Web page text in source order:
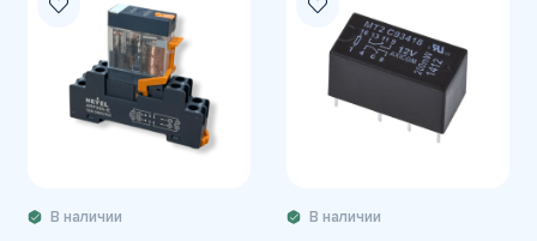
В наличии В наличии